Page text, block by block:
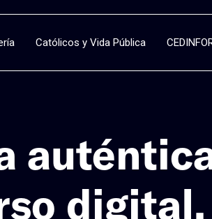
Católicos y Vida Pública
digital,